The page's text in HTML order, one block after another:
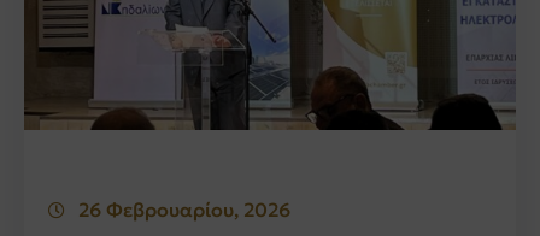
26 Φεβρουαρίου, 2026